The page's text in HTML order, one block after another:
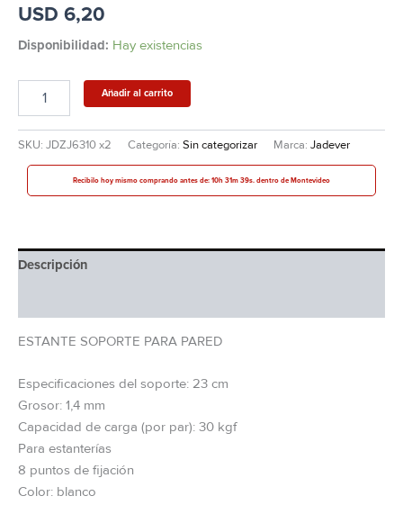
USD 6,20
Disponibilidad: Hay existencias
Añadir al carrito
SKU: JDZJ6310 x2 Categoría: Sin categorizar Marca: Jadever
Recibilo hoy mismo comprando antes de: 10h 31m 38s. dentro de Montevideo
Descripción
ESTANTE SOPORTE PARA PARED
Especificaciones del soporte: 23 cm
Grosor: 1,4 mm
Capacidad de carga (por par): 30 kgf
Para estanterías
8 puntos de fijación
Color: blanco